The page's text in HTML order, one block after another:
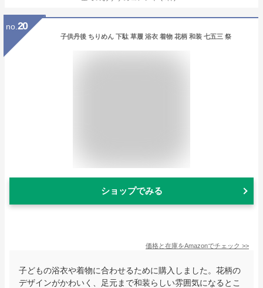
no. 20
子供丹後 ちりめん 下駄 草履 浴衣 着物 花柄 和装 七五三 祭
ショップでみる
価格と在庫をAmazonでチェック >>
子どもの浴衣や着物に合わせるために購入しました。花柄の
デザインがかわいく、足元まで和装らしい雰囲気になるとこ